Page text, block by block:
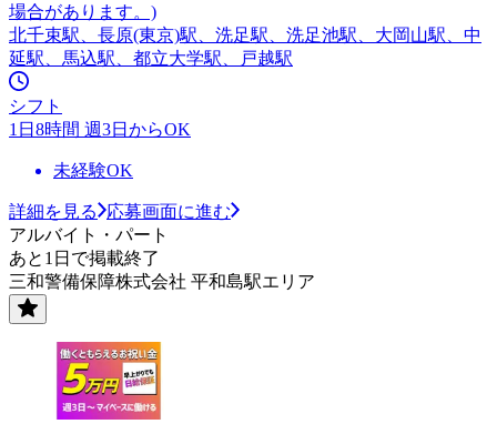
場合があります。)
北千束駅、長原(東京)駅、洗足駅、洗足池駅、大岡山駅、中
延駅、馬込駅、都立大学駅、戸越駅
シフト
1日8時間 週3日からOK
未経験OK
詳細を見る
応募画面に進む
アルバイト・パート
あと1日で掲載終了
三和警備保障株式会社 平和島駅エリア